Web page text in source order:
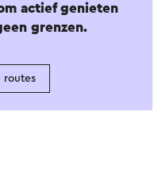
actief genieten
grenzen.
routes